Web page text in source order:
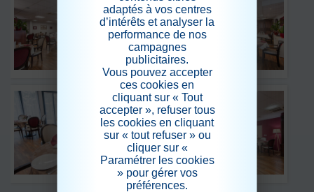
adaptés à vos centres
d’intérêts et analyser la
performance de nos
campagnes
publicitaires.
Vous pouvez accepter
ces cookies en
cliquant sur « Tout
accepter », refuser tous
les cookies en cliquant
sur « tout refuser » ou
cliquer sur «
Paramétrer les cookies
» pour gérer vos
préférences.